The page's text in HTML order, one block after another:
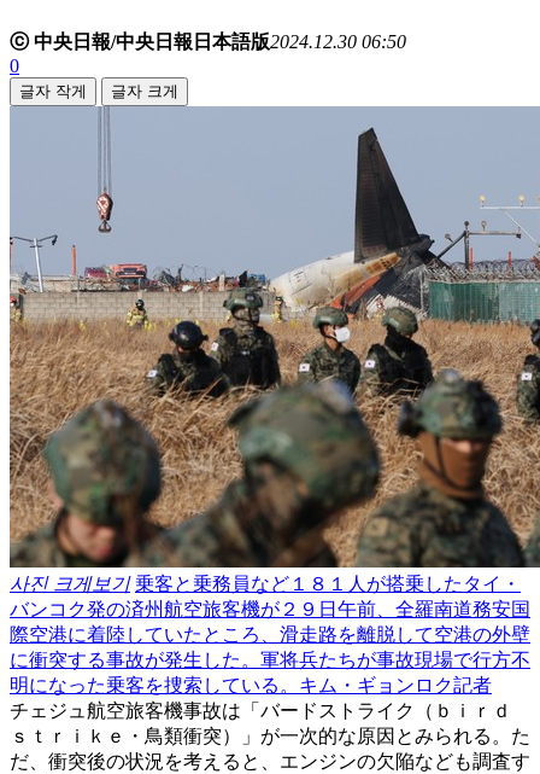
ⓒ 中央日報/中央日報日本語版2024.12.30 06:50
0
글자 작게 글자 크게
사진 크게보기 乗客と乗務員など１８１人が搭乗したタイ・
バンコク発の済州航空旅客機が２９日午前、全羅南道務安国
際空港に着陸していたところ、滑走路を離脱して空港の外壁
に衝突する事故が発生した。軍将兵たちが事故現場で行方不
明になった乗客を捜索している。キム・ギョンロク記者
チェジュ航空旅客機事故は「バードストライク（ｂｉｒｄ
ｓｔｒｉｋｅ・鳥類衝突）」が一次的な原因とみられる。た
だ、衝突後の状況を考えると、エンジンの欠陥なども調査す